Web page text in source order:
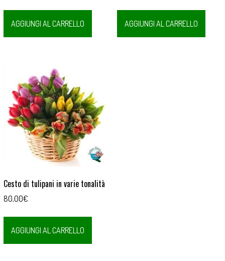
AGGIUNGI AL CARRELLO AGGIUNGI AL CARRELLO
Cesto di tulipani in varie tonalità
80,00€
AGGIUNGI AL CARRELLO